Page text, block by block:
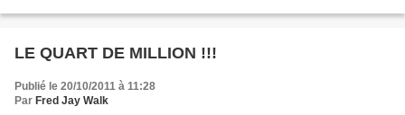
LE QUART DE MILLION !!!
Publié le 20/10/2011 à 11:28
Par Fred Jay Walk